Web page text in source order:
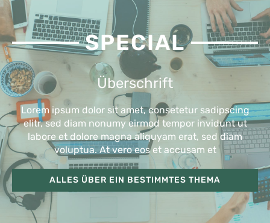
SPECIAL
Überschrift
Lorem ipsum dolor sit amet, consetetur sadipscing
elitr, sed diam nonumy eirmod tempor invidunt ut
labore et dolore magna aliquyam erat, sed diam
voluptua. At vero eos et accusam et
ALLES ÜBER EIN BESTIMMTES THEMA